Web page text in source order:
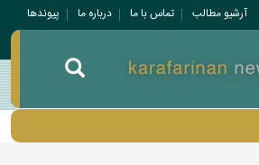
آرشیو مطالب تماس با ما درباره ما پيوندها